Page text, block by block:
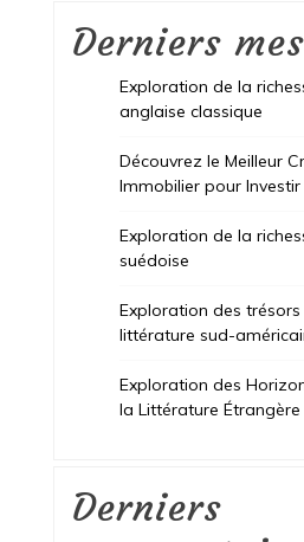
Derniers
Exploration de la
anglaise classique
Découvrez le Meilleur
Immobilier pour
Exploration de la
suédoise
Exploration des
littérature sud-
Exploration des
la Littérature Étrangère
Derniers